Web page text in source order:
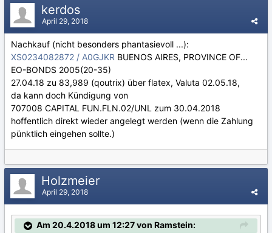
kerdos
April 29, 2018
Nachkauf (nicht besonders phantasievoll ...):
XS0234082872 / A0GJKR BUENOS AIRES, PROVINCE OF...
EO-BONDS 2005(20-35)
27.04.18 zu 83,989 (qoutrix) über flatex, Valuta 02.05.18,
da kann doch Kündigung von
707008 CAPITAL FUN.FLN.02/UNL zum 30.04.2018
hoffentlich direkt wieder angelegt werden (wenn die Zahlung
pünktlich eingehen sollte.)
Holzmeier
April 29, 2018
Am 20.4.2018 um 12:27 von Ramstein: